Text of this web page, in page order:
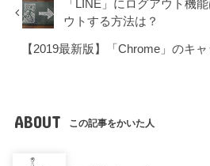
「LINE」にログアウト機
ウトする方法は？
【2019最新版】「Chrome」のキ
ABOUT この記事をかいた人